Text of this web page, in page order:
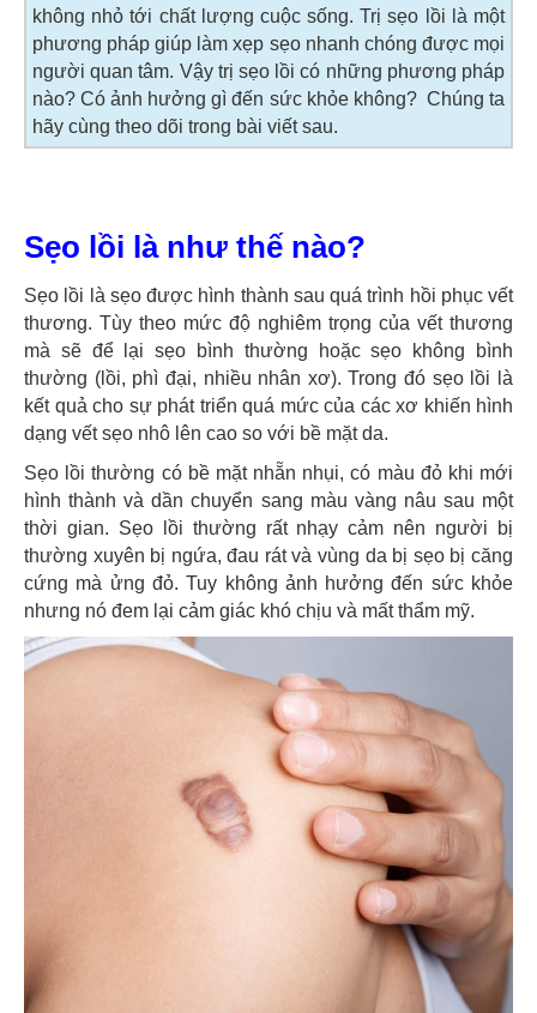
không nhỏ tới chất lượng cuộc sống. Trị sẹo lồi là một
phương pháp giúp làm xẹp sẹo nhanh chóng được mọi
người quan tâm. Vậy trị sẹo lồi có những phương pháp
nào? Có ảnh hưởng gì đến sức khỏe không? Chúng ta
hãy cùng theo dõi trong bài viết sau.
Sẹo lồi là như thế nào?
Sẹo lồi là sẹo được hình thành sau quá trình hồi phục vết
thương. Tùy theo mức độ nghiêm trọng của vết thương
mà sẽ để lại sẹo bình thường hoặc sẹo không bình
thường (lồi, phì đại, nhiều nhân xơ). Trong đó sẹo lồi là
kết quả cho sự phát triển quá mức của các xơ khiến hình
dạng vết sẹo nhô lên cao so với bề mặt da.
Sẹo lồi thường có bề mặt nhẵn nhụi, có màu đỏ khi mới
hình thành và dần chuyển sang màu vàng nâu sau một
thời gian. Sẹo lồi thường rất nhạy cảm nên người bị
thường xuyên bị ngứa, đau rát và vùng da bị sẹo bị căng
cứng mà ửng đỏ. Tuy không ảnh hưởng đến sức khỏe
nhưng nó đem lại cảm giác khó chịu và mất thẩm mỹ.